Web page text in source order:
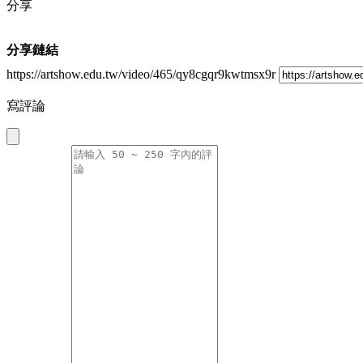
分享
分享鏈結
https://artshow.edu.tw/video/465/qy8cgqr9kwtmsx9r
寫評論